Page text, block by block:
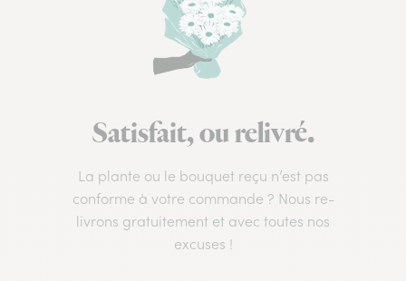
Satisfait, ou relivré.
La plante ou le bouquet reçu n’est pas
conforme à votre commande ? Nous re-
livrons gratuitement et avec toutes nos
excuses !